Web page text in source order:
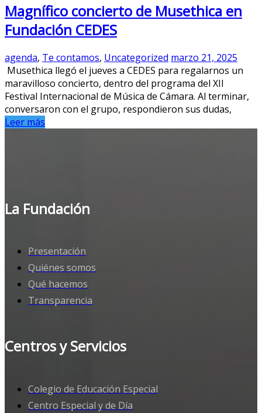
Magnífico concierto de Musethica en
Fundación CEDES
agenda, Te contamos, Uncategorized marzo 21, 2025
Musethica llegó el jueves a CEDES para regalarnos un
maravilloso concierto, dentro del programa del XII
Festival Internacional de Música de Cámara. Al terminar,
conversaron con el grupo, respondieron sus dudas,
Leer más
La Fundación
Presentación
Quiénes somos
Qué hacemos
Transparencia
Centros y Servicios
Colegio de Educación Especial
Centro Especial y de Día